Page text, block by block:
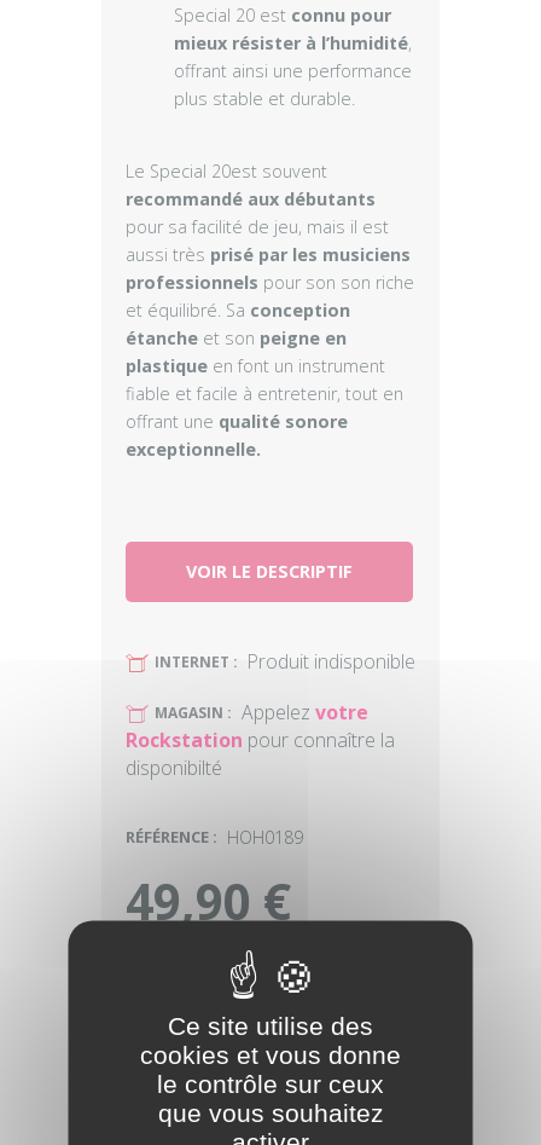
Special 20 est connu pour
mieux résister à l’humidité,
offrant ainsi une performance
plus stable et durable.
Le Special 20est souvent
recommandé aux débutants
pour sa facilité de jeu, mais il est
aussi très prisé par les musiciens
professionnels pour son son riche
et équilibré. Sa conception
étanche et son peigne en
plastique en font un instrument
fiable et facile à entretenir, tout en
offrant une qualité sonore
exceptionnelle.
VOIR LE DESCRIPTIF
U INTERNET : Produit indisponible
U MAGASIN : Appelez votre
Rockstation pour connaître la
disponibilté
RÉFÉRENCE : HOH0189
49,90 €
Faites vous livrer en magasin ou
Ce produit est garanti 2 ans
Ce site utilise des
cookies et vous donne
le contrôle sur ceux
que vous souhaitez